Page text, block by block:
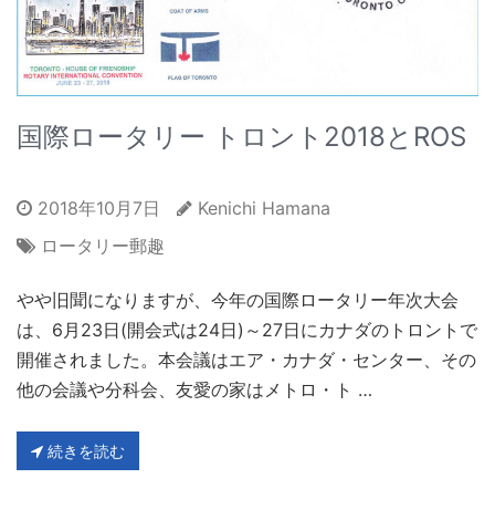
国際ロータリー トロント2018とROS
2018年10月7日
Kenichi Hamana
ロータリー郵趣
やや旧聞になりますが、今年の国際ロータリー年次大会
は、6月23日(開会式は24日)～27日にカナダのトロントで
開催されました。本会議はエア・カナダ・センター、その
他の会議や分科会、友愛の家はメトロ・ト …
続きを読む